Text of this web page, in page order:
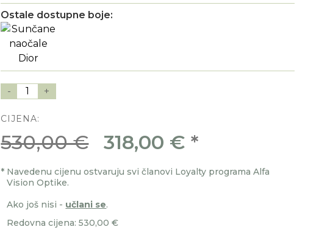
Ostale dostupne boje:
- 1 +
CIJENA:
530,00 € 318,00 € *
* Navedenu cijenu ostvaruju svi članovi Loyalty programa Alfa
Vision Optike.
Ako još nisi - učlani se.
Redovna cijena: 530,00 €